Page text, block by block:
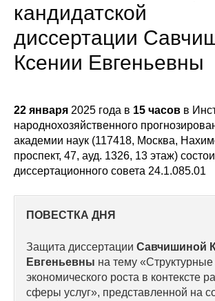
Об институте
Научные подразделения
Сотрудники
Отчетность
Материалы для СМИ
Публикации
Научная жизнь
кандидатской
диссертации
Ксении Евгеньевны
22 января 2025 года в 15 часов в
народнохозяйственного
академии наук (117418, Москва,
проспект, 47, ауд. 1326, 13 этаж)
диссертационного совета 24.1.085.01
ПОВЕСТКА ДНЯ
Защита диссертации Савчишиной
Евгеньевны на тему
экономического роста в контексте
сферы услуг», представленной на